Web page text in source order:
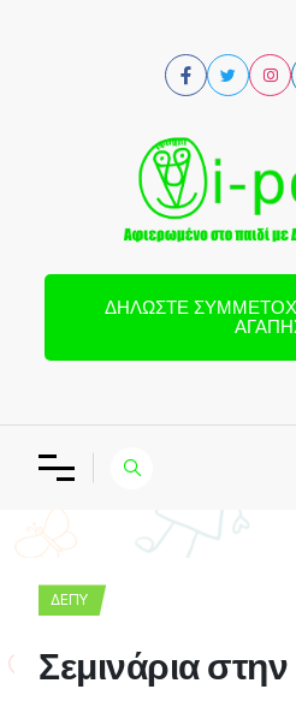
ΔΗΛΏΣΤΕ
ΔΕΠΥ
Σεμινάρια στην